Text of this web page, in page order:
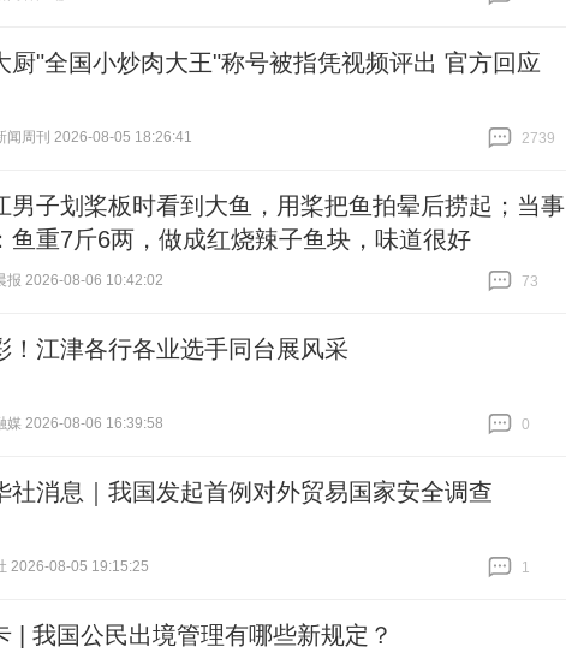
厨"全国小炒肉大王"称号被指凭视频评出 官方回应
闻周刊 2026-08-05 18:26:41
2739
男子划桨板时看到大鱼，用桨把鱼拍晕后捞起；当事
鱼重7斤6两，做成红烧辣子鱼块，味道很好
报 2026-08-06 10:42:02
73
！江津各行各业选手同台展风采
媒 2026-08-06 16:39:58
0
社消息｜我国发起首例对外贸易国家安全调查
2026-08-05 19:15:25
1
| 我国公民出境管理有哪些新规定？